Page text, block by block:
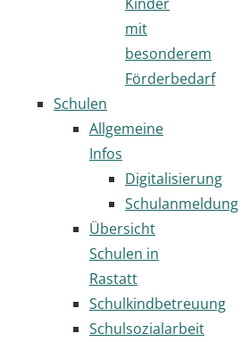
mit
besonderem
Förderbedarf
Schulen
Allgemeine
Infos
Digitalisierung
Schulanmeldung
Übersicht
Schulen in
Rastatt
Schulkindbetreuung
Schulsozialarbeit